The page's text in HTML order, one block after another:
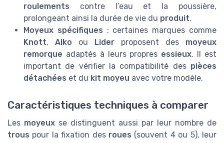
roulements contre l’eau et la poussière,
prolongeant ainsi la durée de vie du produit.
Moyeux spécifiques : certaines marques comme
Knott, Alko ou Lider proposent des moyeux
remorque adaptés à leurs propres essieux. Il est
important de vérifier la compatibilité des pièces
détachées et du kit moyeu avec votre modèle.
Caractéristiques techniques à comparer
Les moyeux se distinguent aussi par leur nombre de
trous pour la fixation des roues (souvent 4 ou 5), leur